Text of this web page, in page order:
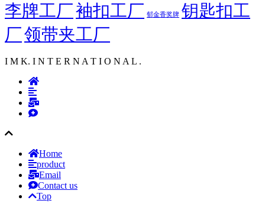
李牌工厂袖扣工厂 郁金香奖牌 钥匙扣工
厂领带夹工厂
I M K. I N T E R N A T I O N A L .
Home
product
Email
Contact us
Top